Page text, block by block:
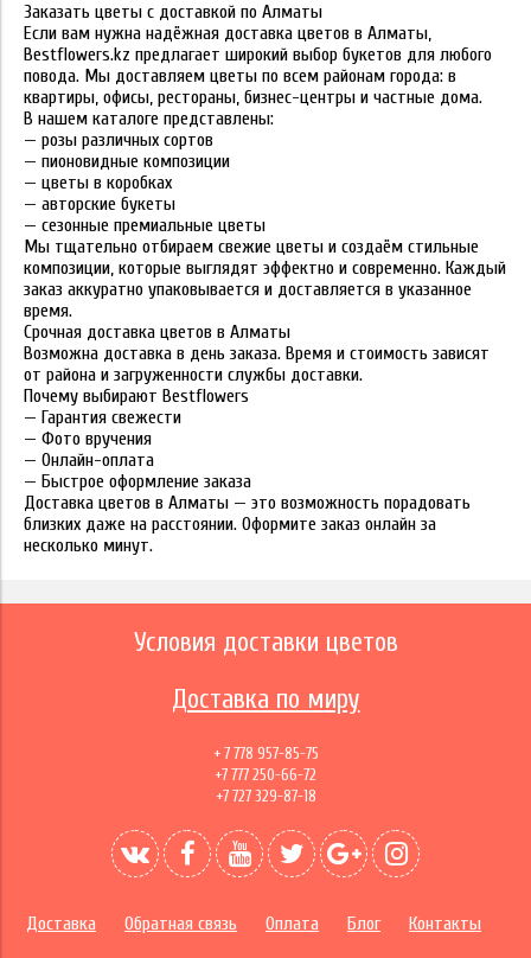
Заказать цветы с доставкой по Алматы
Если вам нужна надёжная доставка цветов в Алматы,
Bestflowers.kz предлагает широкий выбор букетов для любого
повода. Мы доставляем цветы по всем районам города: в
квартиры, офисы, рестораны, бизнес-центры и частные дома.
В нашем каталоге представлены:
— розы различных сортов
— пионовидные композиции
— цветы в коробках
— авторские букеты
— сезонные премиальные цветы
Мы тщательно отбираем свежие цветы и создаём стильные
композиции, которые выглядят эффектно и современно. Каждый
заказ аккуратно упаковывается и доставляется в указанное
время.
Срочная доставка цветов в Алматы
Возможна доставка в день заказа. Время и стоимость зависят
от района и загруженности службы доставки.
Почему выбирают Bestflowers
— Гарантия свежести
— Фото вручения
— Онлайн-оплата
— Быстрое оформление заказа
Доставка цветов в Алматы — это возможность порадовать
близких даже на расстоянии. Оформите заказ онлайн за
несколько минут.
Условия доставки цветов
Доставка по миру
+ 7 778 957-85-75
+7 777 250-66-72
+7 727 329-87-18
Доставка Обратная связь Оплата Блог Контакты